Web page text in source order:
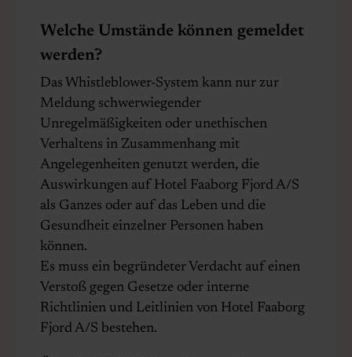
Welche Umstände können gemeldet
werden?
Das Whistleblower-System kann nur zur
Meldung schwerwiegender
Unregelmäßigkeiten oder unethischen
Verhaltens in Zusammenhang mit
Angelegenheiten genutzt werden, die
Auswirkungen auf Hotel Faaborg Fjord A/S
als Ganzes oder auf das Leben und die
Gesundheit einzelner Personen haben
können.
Es muss ein begründeter Verdacht auf einen
Verstoß gegen Gesetze oder interne
Richtlinien und Leitlinien von Hotel Faaborg
Fjord A/S bestehen.